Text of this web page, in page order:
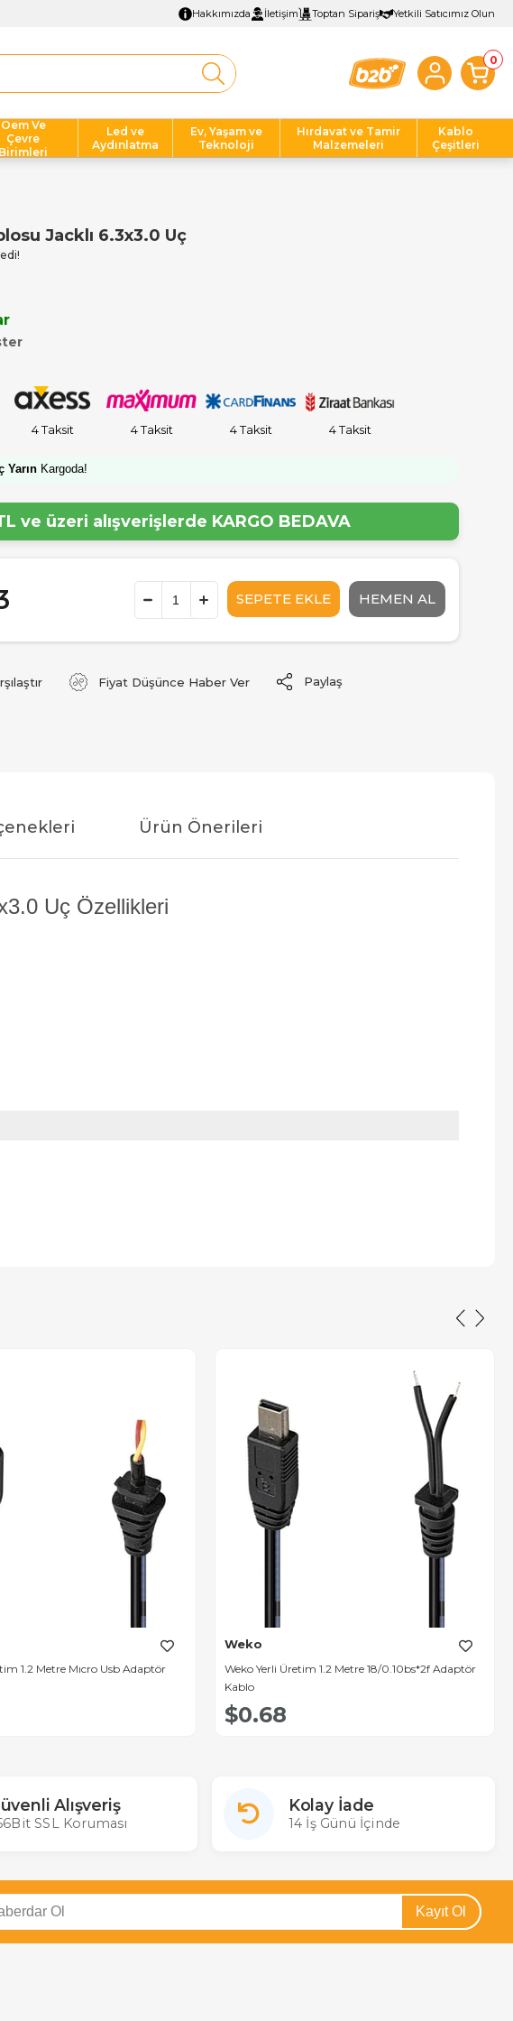
Hakkımızda İletişim Toptan Sipariş Yetkili Satıcımız Olun
0
Oem Ve
Çevre
Birimleri
Led ve
Aydınlatma
Ev, Yaşam ve
Teknoloji
Hırdavat ve Tamir
Malzemeleri
Kablo
Çeşitleri
Jacklı 6.3x3.0 Uç
4 Taksit 4 Taksit 4 Taksit 4 Taksit
Yarın Kargoda!
ve üzeri alışverişlerde KARGO BEDAVA
Fiyat Düşünce Haber Ver Paylaş
Ürün Önerileri
Uç Özellikleri
1.2 Metre Mıcro Usb Adaptör
Weko
Weko Yerli Üretim 1.2 Metre 18/0.10bs*2f Adaptör
Kablo
$0.68
Alışveriş
SSL Koruması
Kolay İade
14 İş Günü İçinde
Kayıt Ol